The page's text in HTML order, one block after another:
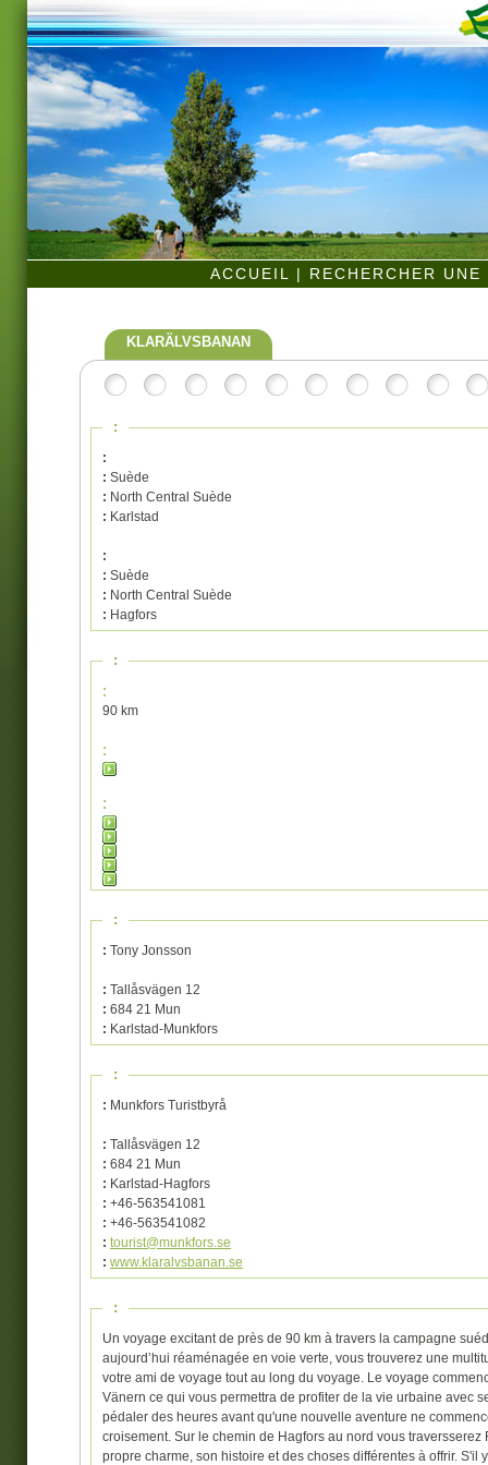
ACCUEIL | RECHERCHER
KLARÄLVSBANAN
:
:
: Suède
: North Central Suède
: Karlstad
:
: Suède
: North Central Suède
: Hagfors
:
:
90 km
:
:
:
: Tony Jonsson
: Tallåsvägen 12
: 684 21 Mun
: Karlstad-Munkfors
:
: Munkfors Turistbyrå
: Tallåsvägen 12
: 684 21 Mun
: Karlstad-Hagfors
: +46-563541081
: +46-563541082
: tourist@munkfors.se
: www.klaralvsbanan.se
:
Un voyage excitant de près de 90 km à travers la campagne
aujourd’hui réaménagée en voie verte, vous trouverez une
votre ami de voyage tout au long du voyage. Le voyage
Vänern ce qui vous permettra de profiter de la vie urbaine avec
pédaler des heures avant qu'une nouvelle aventure ne
croisement. Sur le chemin de Hagfors au nord vous
propre charme, son histoire et des choses différentes à offrir.